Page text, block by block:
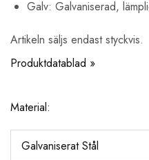
Galv: Galvaniserad,
Artikeln säljs endast styckvis.
Produktdatablad »
Material: